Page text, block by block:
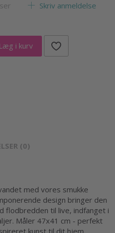
Skriv anmeldelse
Læg i kurv
(0)
med vores smukke
design bringer den
flodbredden til live, indfanget i
Måler 47x41 cm - perfekt